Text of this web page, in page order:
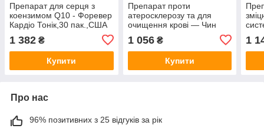
Препарат для серця з
коензимом Q10 - Форевер
Кардіо Тонік,30 пак.,США
1 382 ₴
Купити
Препарат проти
атеросклерозу та для
очищення крові — Чин
Сюе Green World, США.
1 056₴
Купити
1
Про нас
96% позитивних з 25 відгуків за рік